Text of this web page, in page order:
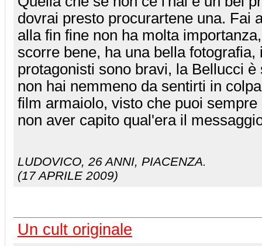
dovrai presto procurartene una. Fai
alla fin fine non ha molta
scorre bene, ha una bella fotografia,
protagonisti sono bravi, la Bellucci è
non hai nemmeno da sentirti in
film armaiolo, visto che puoi
non aver capito qual'era il
LUDOVICO, 26 ANNI, PIACENZA.
(17 APRILE 2009)
Un cult originale